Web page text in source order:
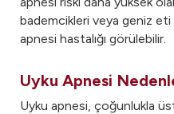
bademcikleri veya geniz
apnesi hastalığı görülebilir.
Uyku Apnesi
Uyku apnesi, çoğunlukla